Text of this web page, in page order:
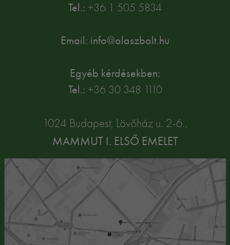
Tel.: +36 1 505 5834
Email: info@olaszbolt.hu
Egyéb kérdésekben:
Tel.: +36 30 348 1110
1024 Budapest, Lövőház u. 2-6.,
MAMMUT I. ELSŐ EMELET